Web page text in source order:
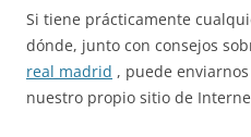
Si tiene prácticamente
dónde, junto con consejos
real madrid , puede
nuestro propio sitio de